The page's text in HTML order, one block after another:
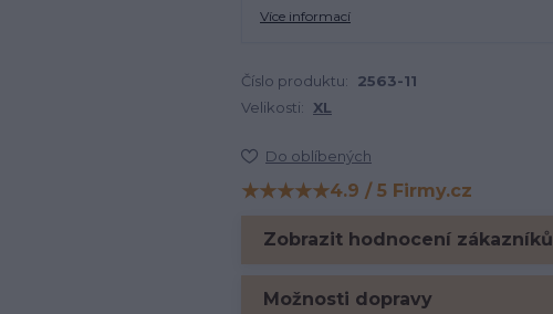
Více informací
Číslo produktu: 2563-11
Velikosti:
XL
Do oblíbených
Hodnocení na Firmy.cz
★★★★★4.9 / 5 Firmy.cz
Zobrazit hodnocení zákazníků
Možnosti dopravy